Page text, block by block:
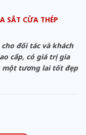
SẮT CỬA THÉP
đối tác và khách
cấp, có giá trị gia
một tương lai tốt đẹp